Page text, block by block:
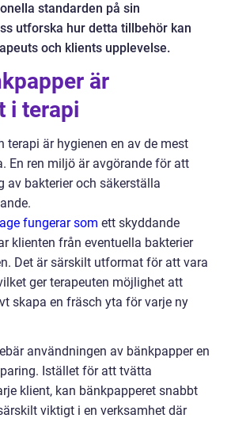
standarden på sin
utforska hur detta tillbehör kan
och klients upplevelse.
är
i terapi
terapi är hygienen en av de mest
En ren miljö är avgörande för att
av bakterier och säkerställa
fungerar som ett skyddande
klienten från eventuella bakterier
Det är särskilt utformat för att vara
ger terapeuten möjlighet att
skapa en fräsch yta för varje ny
användningen av bänkpapper en
Istället för att tvätta
klient, kan bänkpapperet snabbt
viktigt i en verksamhet där